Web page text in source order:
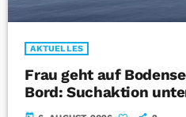
AKTUELLES
Frau geht auf
Bord: Suchaktion